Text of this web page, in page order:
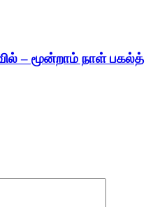
– மூன்றாம் நாள் பகல்த்